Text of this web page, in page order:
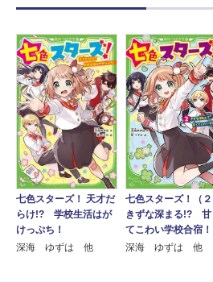
七色スターズ！ 天才だ
らけ!? 学校生活はが
けっぷち！
深海 ゆずは 他
七色スターズ！（２
きずな深まる!? 甘
てこわい学校合宿！
深海 ゆずは 他